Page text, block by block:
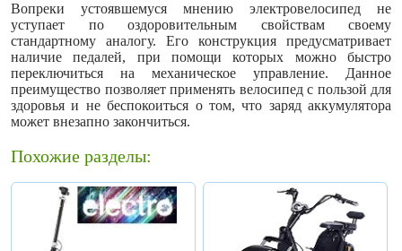
Вопреки устоявшемуся мнению электровелосипед не
уступает по оздоровительным свойствам своему
стандартному аналогу. Его конструкция предусматривает
наличие педалей, при помощи которых можно быстро
переключиться на механическое управление. Данное
преимущество позволяет применять велосипед с пользой для
здоровья и не беспокоиться о том, что заряд аккумулятора
может внезапно закончиться.
Похожие разделы: